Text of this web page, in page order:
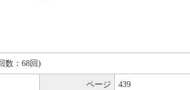
数：68回)
ページ 439